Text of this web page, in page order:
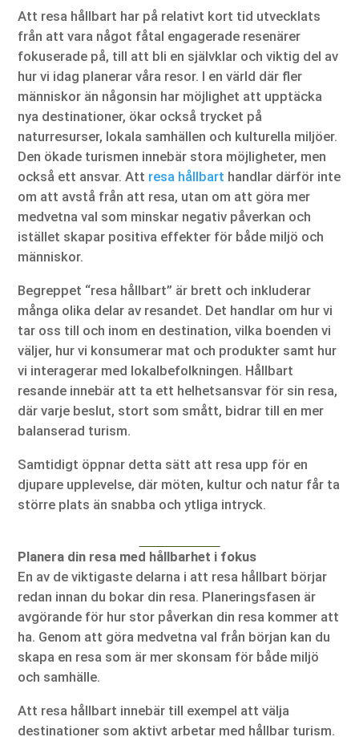
Att resa hållbart har på relativt kort tid utvecklats
från att vara något fåtal engagerade resenärer
fokuserade på, till att bli en självklar och viktig del av
hur vi idag planerar våra resor. I en värld där fler
människor än någonsin har möjlighet att upptäcka
nya destinationer, ökar också trycket på
naturresurser, lokala samhällen och kulturella miljöer.
Den ökade turismen innebär stora möjligheter, men
också ett ansvar. Att resa hållbart handlar därför inte
om att avstå från att resa, utan om att göra mer
medvetna val som minskar negativ påverkan och
istället skapar positiva effekter för både miljö och
människor.
Begreppet “resa hållbart” är brett och inkluderar
många olika delar av resandet. Det handlar om hur vi
tar oss till och inom en destination, vilka boenden vi
väljer, hur vi konsumerar mat och produkter samt hur
vi interagerar med lokalbefolkningen. Hållbart
resande innebär att ta ett helhetsansvar för sin resa,
där varje beslut, stort som smått, bidrar till en mer
balanserad turism.
Samtidigt öppnar detta sätt att resa upp för en
djupare upplevelse, där möten, kultur och natur får ta
större plats än snabba och ytliga intryck.
Planera din resa med hållbarhet i fokus
En av de viktigaste delarna i att resa hållbart börjar
redan innan du bokar din resa. Planeringsfasen är
avgörande för hur stor påverkan din resa kommer att
ha. Genom att göra medvetna val från början kan du
skapa en resa som är mer skonsam för både miljö
och samhälle.
Att resa hållbart innebär till exempel att välja
destinationer som aktivt arbetar med hållbar turism.